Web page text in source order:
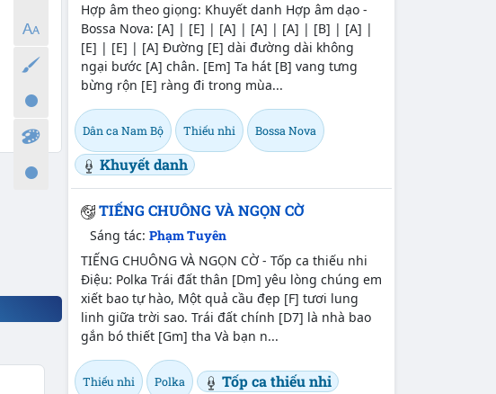
Hợp âm theo giọng: Khuyết danh Hợp âm dạo -
Bossa Nova: [A] | [E] | [A] | [A] | [A] | [B] | [A] |
[E] | [E] | [A] Đường [E] dài đường dài không
ngại bước [A] chân. [Em] Ta hát [B] vang tưng
bừng rộn [E] ràng đi trong mùa...
Dân ca Nam Bộ Thiếu nhi Bossa Nova
Khuyết danh
TIẾNG CHUÔNG VÀ NGỌN CỜ
Sáng tác:Phạm Tuyên
TIẾNG CHUÔNG VÀ NGỌN CỜ - Tốp ca thiếu nhi
Điệu: Polka Trái đất thân [Dm] yêu lòng chúng em
xiết bao tự hào, Một quả cầu đẹp [F] tươi lung
linh giữa trời sao. Trái đất chính [D7] là nhà bao
gắn bó thiết [Gm] tha Và bạn n...
Thiếu nhi Polka
Tốp ca thiếu nhi